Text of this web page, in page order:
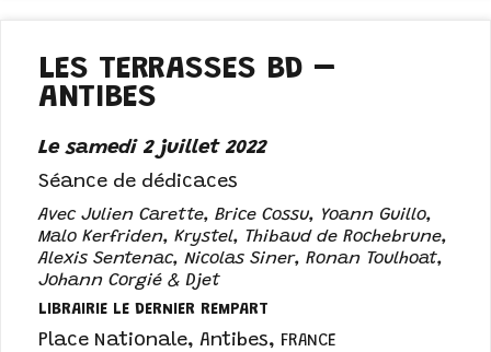
LES TERRASSES BD –
ANTIBES
Le samedi 2 juillet 2022
Séance de dédicaces
Avec Julien Carette, Brice Cossu, Yoann Guillo,
Malo Kerfriden, Krystel, Thibaud de Rochebrune,
Alexis Sentenac, Nicolas Siner, Ronan Toulhoat,
Johann Corgié & Djet
LIBRAIRIE LE DERNIER REMPART
Place Nationale,Antibes, FRANCE